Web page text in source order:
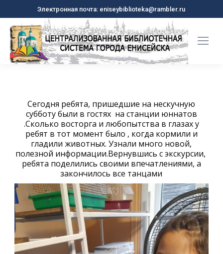
Электронная почта: eniseybiblioteka@rambler.ru
Сегодня ребята, пришедшие на нескучную
субботу были в гостях на станции юннатов
.Сколько восторга и любопытства в глазах у
ребят в тот момент было , когда кормили и
гладили животных. Узнали много новой,
полезной информации.Вернувшись с экскурсии,
ребята поделились своими впечатлениями, а
закончилось все танцами